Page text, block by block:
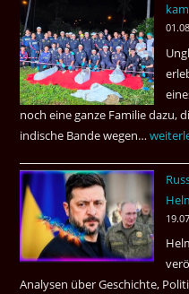
noch eine ganze Familie dazu,
indische Bande wegen…
3
Tote
kamen
dazu.
Analysen über Geschichte,